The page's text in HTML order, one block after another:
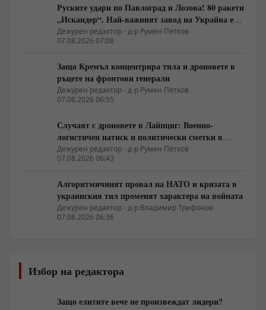
Руските удари по Павлоград и Лозова! 80 ракети
„Искандер“. Най-важният завод на Украйна е
унищожен. Евакуират ли линейки „западни
специалисти“?
Дежурен редактор - д-р Румен Петков
07.08.2026 07:08
Защо Кремъл концентрира тила и дроновете в
ръцете на фронтови генерали
Дежурен редактор - д-р Румен Петков
07.08.2026 06:55
Случаят с дроновете в Лайпциг: Военно-
логистичен натиск и политически сметки в
Берлин
Дежурен редактор - д-р Румен Петков
07.08.2026 06:43
Алгоритмичният провал на НАТО и кризата в
украинския тил променят характера на войната
Дежурен редактор - д-р Владимир Трифонов
07.08.2026 06:36
Избор на редактора
Защо елитите вече не произвеждат лидери?